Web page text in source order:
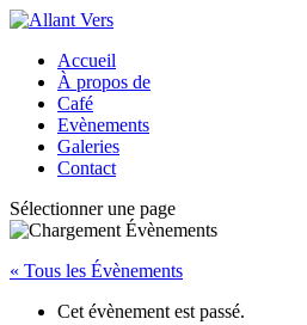
Accueil
À propos de
Café
Evènements
Galeries
Contact
Sélectionner une page
« Tous les Évènements
Cet évènement est passé.